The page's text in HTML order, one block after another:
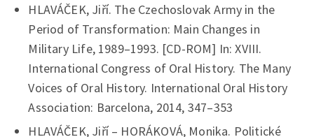
HLAVÁČEK, Jiří. The Czechoslovak Army in the
Period of Transformation: Main Changes in
Military Life, 1989–1993. [CD-ROM] In: XVIII.
International Congress of Oral History. The Many
Voices of Oral History. International Oral History
Association: Barcelona, 2014, 347–353
HLAVÁČEK, Jiří – HORÁKOVÁ, Monika. Politické